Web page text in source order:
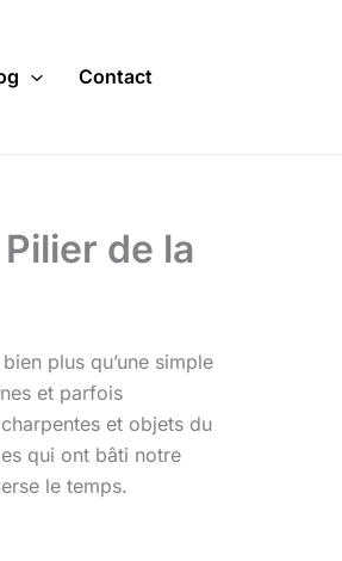
Contact
de la
plus qu’une simple
et parfois
et objets du
qui ont bâti notre
le temps.